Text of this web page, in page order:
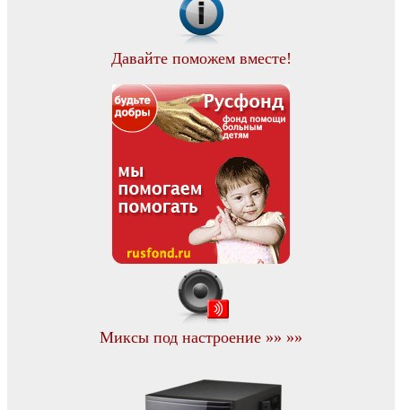
Давайте поможем вместе!
Миксы под настроение »» »»